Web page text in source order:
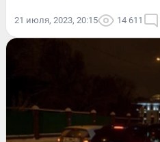
21 июля, 2023, 20:15 14 611